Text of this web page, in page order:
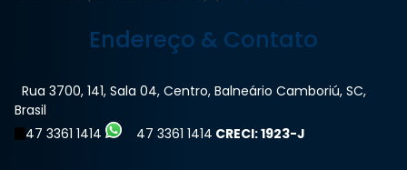
Endereço & Contato
Rua 3700, 141, Sala 04, Centro, Balneário Camboriú, SC,
Brasil
47 3361 1414
47 3361 1414 CRECI: 1923-J